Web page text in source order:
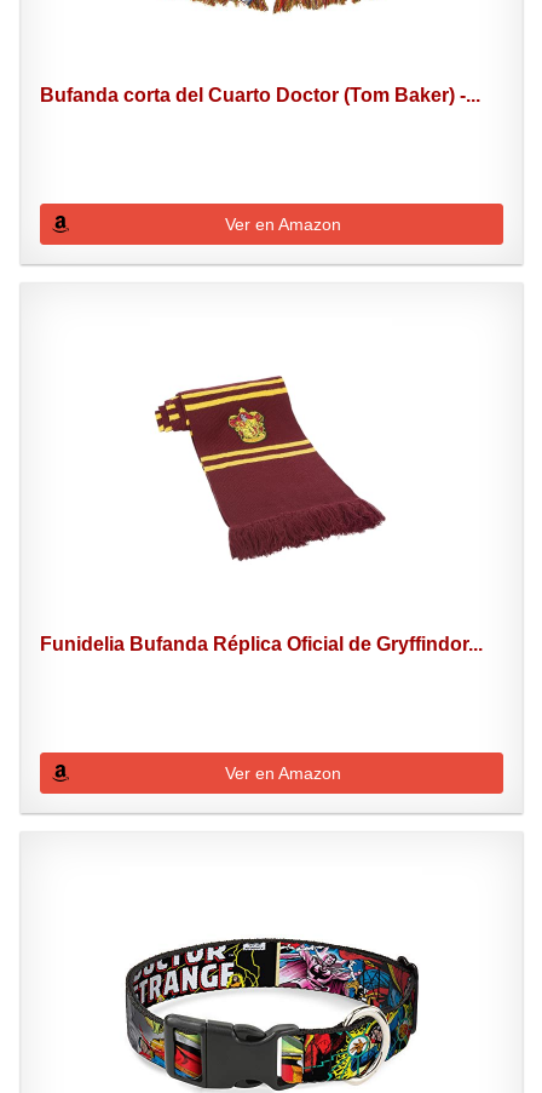
Bufanda corta del Cuarto Doctor (Tom Baker) -...
Ver en Amazon
Funidelia Bufanda Réplica Oficial de Gryffindor...
Ver en Amazon